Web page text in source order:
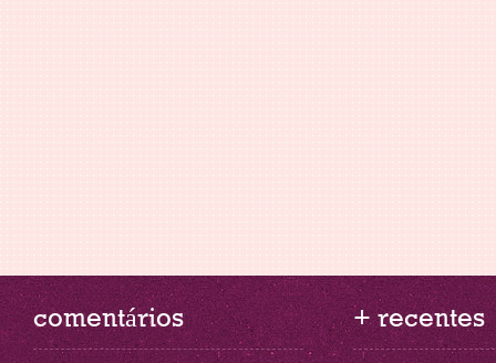
comentários + recentes